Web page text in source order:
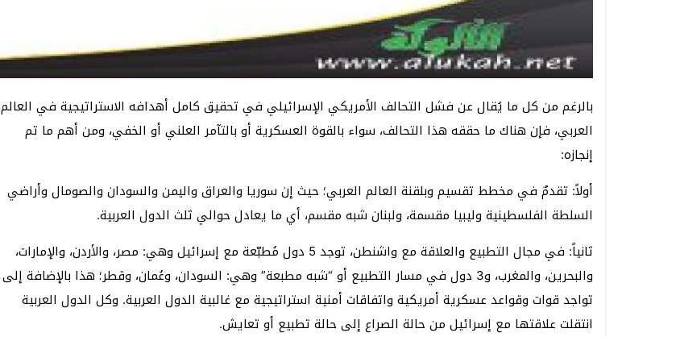
بالرغم من كل ما يُقال عن فشل التحالف الأمريكي الإسرائيلي في تحقيق كامل أهدافه الاستراتيجية في العالم
العربي، فإن هناك ما حققه هذا التحالف، سواء بالقوة العسكرية أو بالتآمر العلني أو الخفي، ومن أهم ما تم
إنجازه:
أولاً: تقدمٌ في مخطط تقسيم وبلقنة العالم العربي؛ حيث إن سوريا والعراق واليمن والسودان والصومال وأراضي
السلطة الفلسطينية وليبيا مقسمة، ولبنان شبه مقسم، أي ما يعادل حوالي ثلث الدول العربية.
ثانياً: في مجال التطبيع والعلاقة مع واشنطن، توجد 5 دول مُطبّعة مع إسرائيل وهي: مصر، والأردن، والإمارات،
والبحرين، والمغرب، و3 دول في مسار التطبيع أو “شبه مطبعة” وهي: السودان، وعُمان، وقطر؛ هذا بالإضافة إلى
تواجد قوات وقواعد عسكرية أمريكية واتفاقات أمنية استراتيجية مع غالبية الدول العربية. وكل الدول العربية
انتقلت علاقتها مع إسرائيل من حالة الصراع إلى حالة تطبيع أو تعايش.